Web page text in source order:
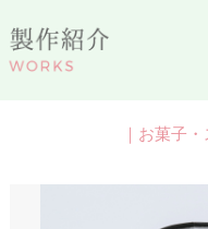
｜お菓子